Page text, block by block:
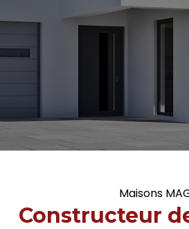
Maisons
Constructeur